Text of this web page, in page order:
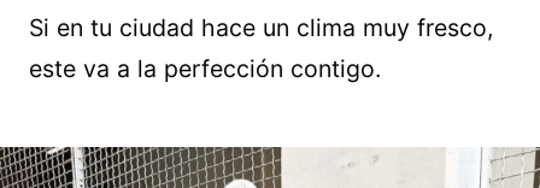
Si en tu ciudad hace un clima muy fresco,
este va a la perfección contigo.